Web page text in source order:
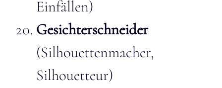
Einfällen)
Gesichterschneider
(Silhouettenmacher,
Silhouetteur)